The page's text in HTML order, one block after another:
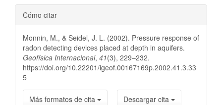
Detalles
del
artículo
Cómo citar
Monnin, M., & Seidel, J. L. (2002). Pressure response of
radon detecting devices placed at depth in aquifers.
Geofísica Internacional, 41(3), 229–232.
https://doi.org/10.22201/igeof.00167169p.2002.41.3.33
5
Más formatos de cita Descargar cita